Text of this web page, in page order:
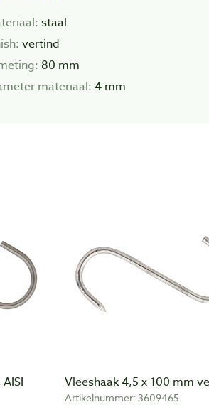
staal
vertind
80 mm
materiaal: 4 mm
Vleeshaak 4,5 x 100 mm
Artikelnummer: 3609465